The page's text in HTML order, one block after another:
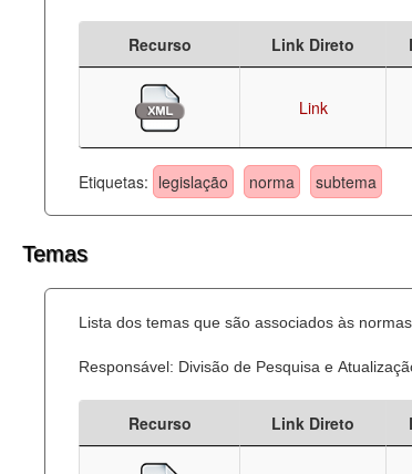
Recurso Link Direto
Link
Etiquetas: legislação norma subtema
Temas
Lista dos temas que são associados às
Responsável: Divisão de Pesquisa e
Recurso Link Direto